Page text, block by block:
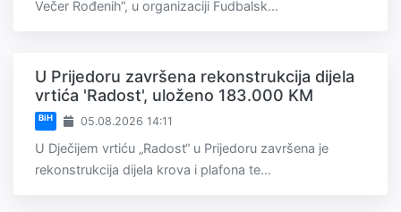
Večer Rođenih“, u organizaciji Fudbalsk...
U Prijedoru završena rekonstrukcija dijela
vrtića 'Radost', uloženo 183.000 KM
BiH 05.08.2026 14:11
U Dječijem vrtiću „Radost“ u Prijedoru završena je
rekonstrukcija dijela krova i plafona te...